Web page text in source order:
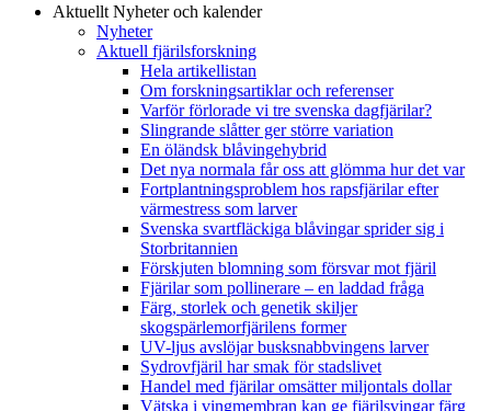
Aktuellt Nyheter och kalender
Nyheter
Aktuell fjärilsforskning
Hela artikellistan
Om forskningsartiklar och referenser
Varför förlorade vi tre svenska dagfjärilar?
Slingrande slåtter ger större variation
En öländsk blåvingehybrid
Det nya normala får oss att glömma hur det var
Fortplantningsproblem hos rapsfjärilar efter
värmestress som larver
Svenska svartfläckiga blåvingar sprider sig i
Storbritannien
Förskjuten blomning som försvar mot fjäril
Fjärilar som pollinerare – en laddad fråga
Färg, storlek och genetik skiljer
skogspärlemorfjärilens former
UV-ljus avslöjar busksnabbvingens larver
Sydrovfjäril har smak för stadslivet
Handel med fjärilar omsätter miljontals dollar
Vätska i vingmembran kan ge fjärilsvingar färg